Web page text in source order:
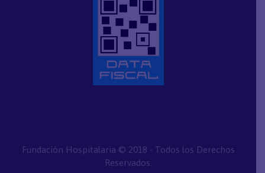
Fundación Hospitalaria © 2018 - Todos los Derechos
Reservados.